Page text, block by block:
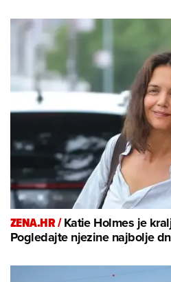
ZENA.HR /Katie Holmes je
Pogledajte njezine najbolje